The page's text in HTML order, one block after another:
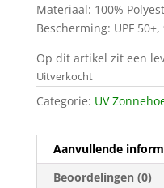
Materiaal: 100%
Bescherming: UPF
Op dit artikel zit een
Uitverkocht
Categorie: UV
Aanvullende
Beoordelingen (0)